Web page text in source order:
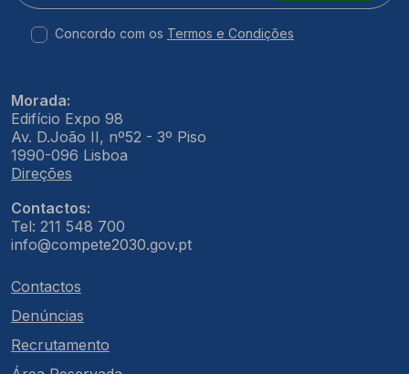
Concordo com os Termos e Condições
Morada:
Edifício Expo 98
Av. D.João II, nº52 - 3º Piso
1990-096 Lisboa
Direções
Contactos:
Tel: 211 548 700
info@compete2030.gov.pt
Contactos
Denúncias
Recrutamento